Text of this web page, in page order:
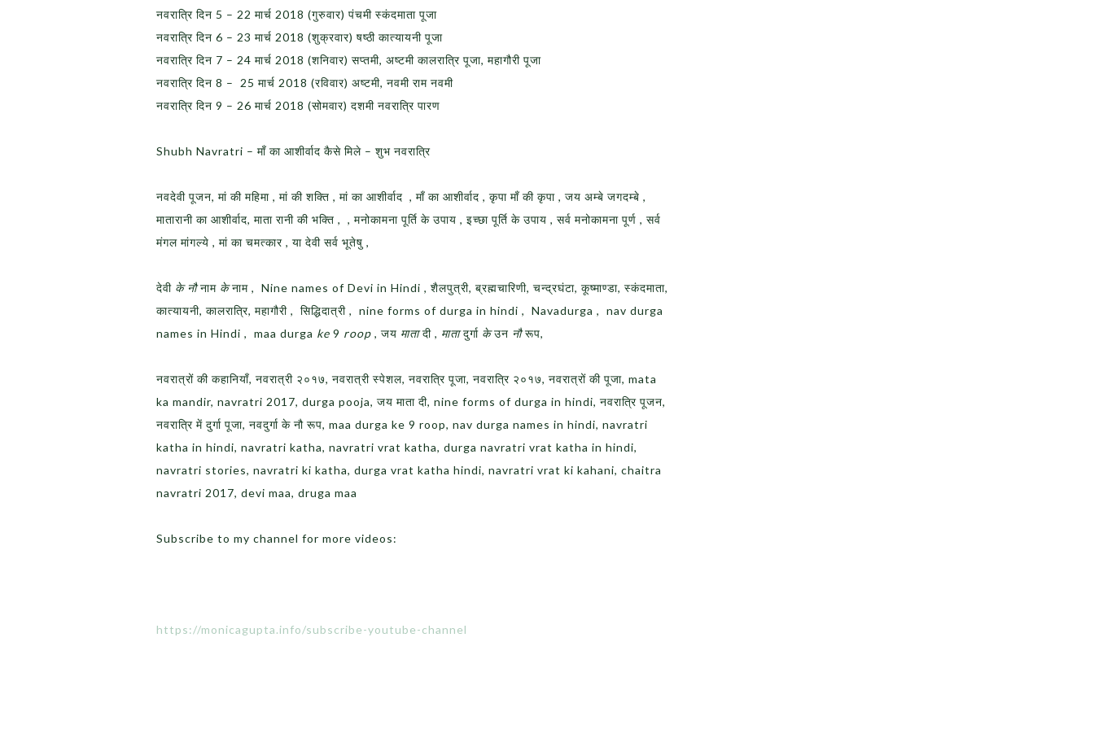
नवरात्रि दिन 5 – 22 मार्च 2018 (गुरुवार) पंचमी स्कंदमाता पूजा
नवरात्रि दिन 6 – 23 मार्च 2018 (शुक्रवार) षष्ठी कात्यायनी पूजा
नवरात्रि दिन 7 – 24 मार्च 2018 (शनिवार) सप्तमी, अष्टमी कालरात्रि पूजा, महागौरी पूजा
नवरात्रि दिन 8 – 25 मार्च 2018 (रविवार) अष्टमी, नवमी राम नवमी
नवरात्रि दिन 9 – 26 मार्च 2018 (सोमवार) दशमी नवरात्रि पारण
Shubh Navratri – माँ का आशीर्वाद कैसे मिले – शुभ नवरात्रि
नवदेवी पूजन, मां की महिमा , मां की शक्ति , मां का आशीर्वाद , माँ का आशीर्वाद , कृपा माँ की कृपा , जय अम्बे जगदम्बे ,
मातारानी का आशीर्वाद, माता रानी की भक्ति , , मनोकामना पूर्ति के उपाय , इच्छा पूर्ति के उपाय , सर्व मनोकामना पूर्ण , सर्व
मंगल मांगल्ये , मां का चमत्कार , या देवी सर्व भूतेषु ,
देवी के नौनाम केनाम , Nine names of Devi in Hindi , शैलपुत्री, ब्रह्मचारिणी, चन्द्रघंटा, कूष्माण्डा, स्कंदमाता,
कात्यायनी, कालरात्रि, महागौरी , सिद्धिदात्री , nine forms of durga in hindi , Navadurga , nav durga
names in Hindi , maa durga ke 9 roop , जय मातादी , मातादुर्गा केउन नौरूप,
नवरात्रों की कहानियाँ, नवरात्री २०१७, नवरात्री स्पेशल, नवरात्रि पूजा, नवरात्रि २०१७, नवरात्रों की पूजा, mata
ka mandir, navratri 2017, durga pooja, जय माता दी, nine forms of durga in hindi, नवरात्रि पूजन,
नवरात्रि में दुर्गा पूजा, नवदुर्गा के नौ रूप, maa durga ke 9 roop, nav durga names in hindi, navratri
katha in hindi, navratri katha, navratri vrat katha, durga navratri vrat katha in hindi,
navratri stories, navratri ki katha, durga vrat katha hindi, navratri vrat ki kahani, chaitra
navratri 2017, devi maa, druga maa
Subscribe to my channel for more videos:
https://monicagupta.info/subscribe-youtube-channel